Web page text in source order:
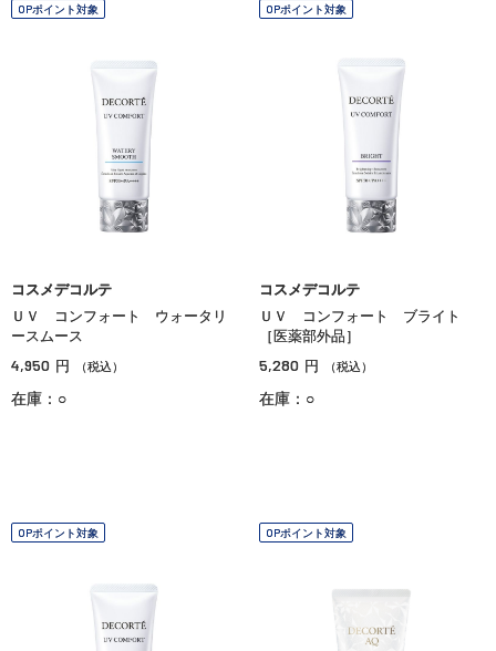
OPポイント対象
コスメデコルテ
ＵＶ コンフォート ウォータリ
ースムース
4,950 円 （税込）
在庫：○
OPポイント対象
コスメデコルテ
ＵＶ コンフォート ブライト
［医薬部外品］
5,280 円 （税込）
在庫：○
OPポイント対象 OPポイント対象